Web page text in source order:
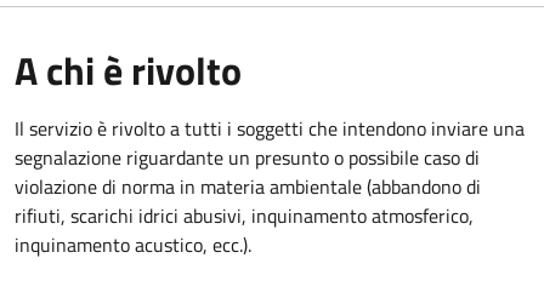
A chi è rivolto
Il servizio è rivolto a tutti i soggetti che intendono inviare una
segnalazione riguardante un presunto o possibile caso di
violazione di norma in materia ambientale (abbandono di
rifiuti, scarichi idrici abusivi, inquinamento atmosferico,
inquinamento acustico, ecc.).